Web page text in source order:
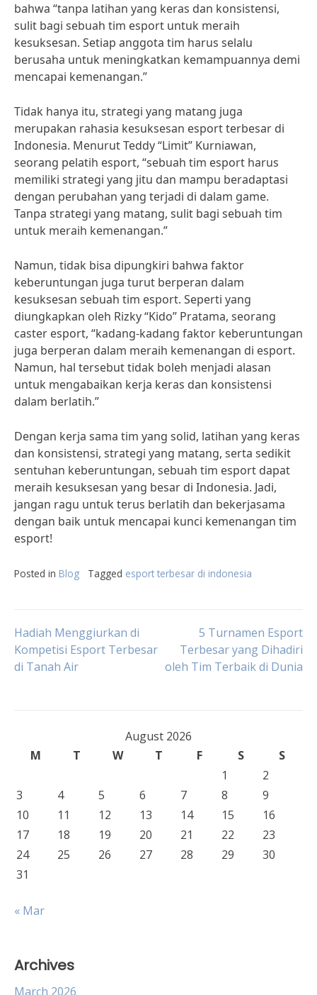
bahwa “tanpa latihan yang keras dan konsistensi,
sulit bagi sebuah tim esport untuk meraih
kesuksesan. Setiap anggota tim harus selalu
berusaha untuk meningkatkan kemampuannya demi
mencapai kemenangan.”
Tidak hanya itu, strategi yang matang juga
merupakan rahasia kesuksesan esport terbesar di
Indonesia. Menurut Teddy “Limit” Kurniawan,
seorang pelatih esport, “sebuah tim esport harus
memiliki strategi yang jitu dan mampu beradaptasi
dengan perubahan yang terjadi di dalam game.
Tanpa strategi yang matang, sulit bagi sebuah tim
untuk meraih kemenangan.”
Namun, tidak bisa dipungkiri bahwa faktor
keberuntungan juga turut berperan dalam
kesuksesan sebuah tim esport. Seperti yang
diungkapkan oleh Rizky “Kido” Pratama, seorang
caster esport, “kadang-kadang faktor keberuntungan
juga berperan dalam meraih kemenangan di esport.
Namun, hal tersebut tidak boleh menjadi alasan
untuk mengabaikan kerja keras dan konsistensi
dalam berlatih.”
Dengan kerja sama tim yang solid, latihan yang keras
dan konsistensi, strategi yang matang, serta sedikit
sentuhan keberuntungan, sebuah tim esport dapat
meraih kesuksesan yang besar di Indonesia. Jadi,
jangan ragu untuk terus berlatih dan bekerjasama
dengan baik untuk mencapai kunci kemenangan tim
esport!
Posted in Blog Tagged esport terbesar di indonesia
Post
navigation
Hadiah Menggiurkan di
Kompetisi Esport Terbesar
di Tanah Air
5 Turnamen Esport
Terbesar yang Dihadiri
oleh Tim Terbaik di Dunia
August 2026
M
T W T F S
S
1
2
3
4 5 6 7 8
9
10
11 12 13 14 15
16
17
18 19 20 21 22
23
24
25 26 27 28 29
30
31
« Mar
Archives
March 2026